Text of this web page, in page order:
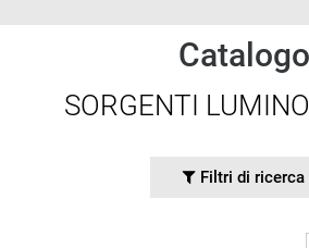
Catalogo
SORGENTI
Filtri di ricerca